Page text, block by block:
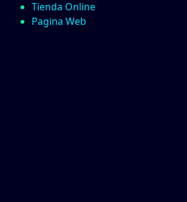
Tienda Online
Pagina Web